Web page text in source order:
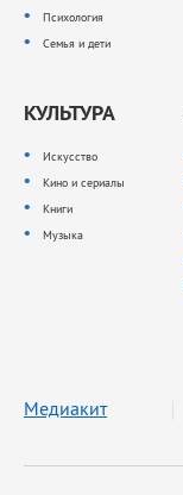
Психология
Семья и дети
КУЛЬТУРА
Искусство
Кино и сериалы
Книги
Музыка
Медиакит